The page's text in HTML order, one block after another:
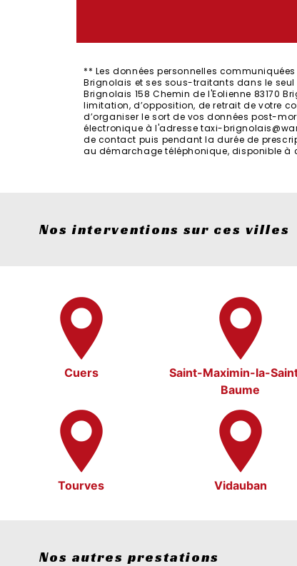
** Les données personnelles
Brignolais et ses sous-traitants dans le
Brignolais 158 Chemin de l'Eolienne 83170
limitation, d’opposition, de retrait de votre
d’organiser le sort de vos données post-
électronique à l'adresse taxi-
de contact puis pendant la durée de
au démarchage téléphonique, disponible à
Nos interventions sur ces villes
Cuers
Saint-Maximin-la-
Baume
Tourves Vidauban
Nos autres prestations